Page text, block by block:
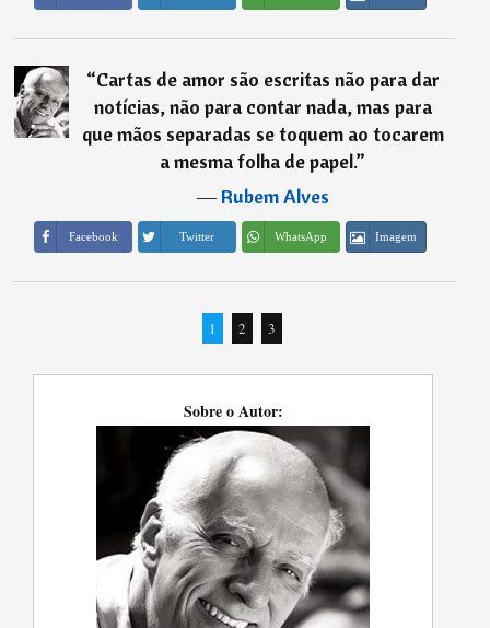
“Cartas de amor são escritas não para dar
notícias, não para contar nada, mas para
que mãos separadas se toquem ao tocarem
a mesma folha de papel.”
―Rubem Alves
Facebook Twitter WhatsApp Imagem
1 2 3
Sobre o Autor: